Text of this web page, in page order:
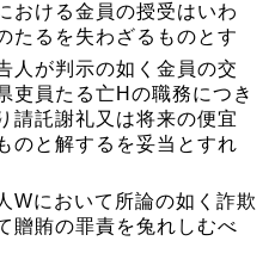
おける金員の授受はいわ
たるを失わざるものとす
人が判示の如く金員の交
吏員たる亡Hの職務につき
請託謝礼又は将来の便宜
のと解するを妥当とすれ
Wにおいて所論の如く詐欺
贈賄の罪責を兔れしむべ